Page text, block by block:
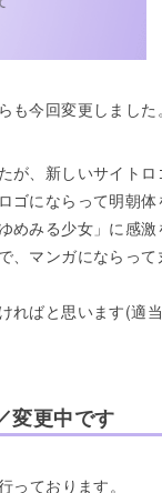
も今回変更しました
が、新しいサイトロ
ゴにならって明朝体
めみる少女」に感激
、マンガにならって
ればと思います(適
変更中です
ております。